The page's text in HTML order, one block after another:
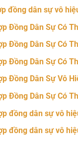
đồng dân sự vô
Đồng Dân Sự Có
Đồng Dân Sự Có
Đồng Dân Sự Có
Đồng Dân Sự Vô
Đồng Dân Sự Có
đồng dân sự vô
đồng dân sự vô